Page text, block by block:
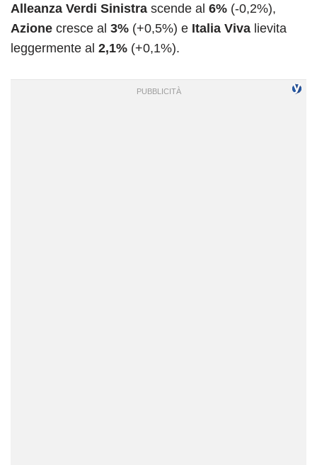
Alleanza Verdi Sinistra scende al 6% (-0,2%),
Azione cresce al 3% (+0,5%) e Italia Viva lievita
leggermente al 2,1% (+0,1%).